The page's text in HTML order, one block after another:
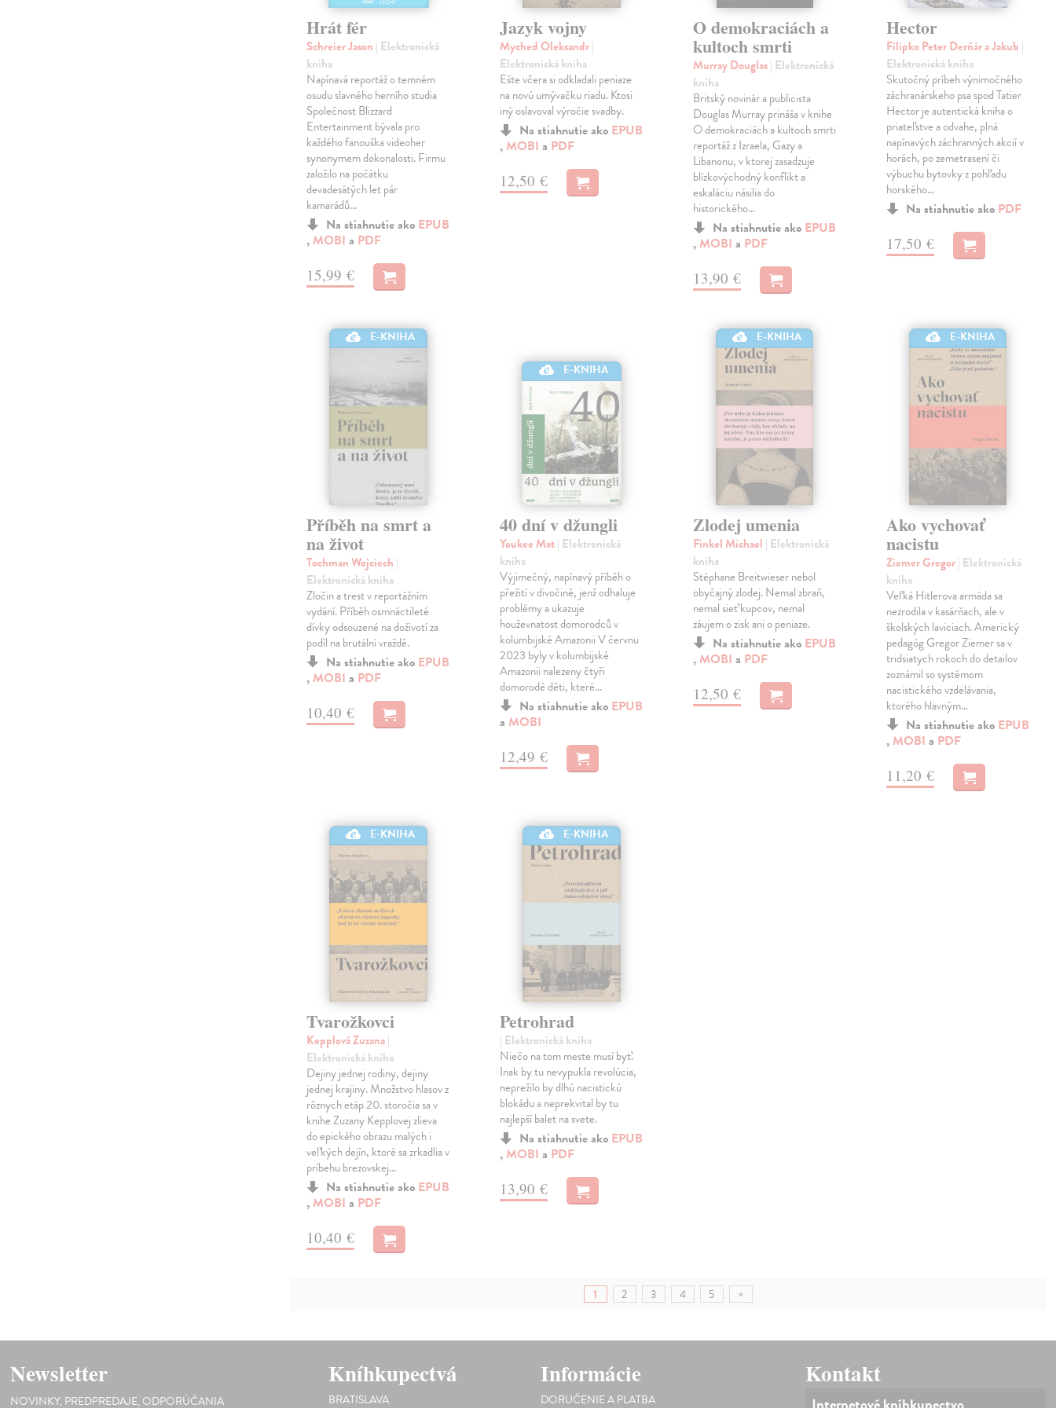
Hrát fér
Schreier Jason | Elektronická
kniha
Napínavá reportáž o temném
osudu slavného herního studia
Společnost Blizzard
Entertainment bývala pro
každého fanouška videoher
synonymem dokonalosti. Firmu
založilo na počátku
devadesátých let pár
kamarádů…
Na stiahnutie ako EPUB
, MOBI a PDF
15,99 €
Jazyk vojny
Myched Oleksandr|
Elektronická kniha
Ešte včera si odkladali peniaze
na novú umývačku riadu. Ktosi
iný oslavoval výročie svadby.
Na stiahnutie ako EPUB
, MOBI a PDF
12,50 €
O demokraciách a
kultoch smrti
Murray Douglas| Elektronická
kniha
Britský novinár a publicista
Douglas Murray prináša v knihe
O demokraciách a kultoch smrti
reportáž z Izraela, Gazy a
Libanonu, v ktorej zasadzuje
blízkovýchodný konflikt a
eskaláciu násilia do
historického…
Na stiahnutie ako EPUB
, MOBI a PDF
13,90 €
Hector
Filipko Peter Derňár a Jakub |
Elektronická kniha
Skutočný príbeh výnimočného
záchranárskeho psa spod Tatier
Hector je autentická kniha o
priateľstve a odvahe, plná
napínavých záchranných akcií v
horách, po zemetrasení či
výbuchu bytovky z pohľadu
horského…
Na stiahnutie ako PDF
17,50 €
E-KNIHA
Příběh na smrt a
na život
Tochman Wojciech |
Elektronická kniha
Zločin a trest v reportážním
vydání. Příběh osmnáctileté
dívky odsouzené na doživotí za
podíl na brutální vraždě.
Na stiahnutie ako EPUB
, MOBI a PDF
10,40 €
E-KNIHA
40 dní v džungli
Youkee Mat| Elektronická
kniha
Výjimečný, napínavý příběh o
přežití v divočině, jenž odhaluje
problémy a ukazuje
houževnatost domorodců v
kolumbijské Amazonii V červnu
2023 byly v kolumbijské
Amazonii nalezeny čtyři
domorodé děti, které…
Na stiahnutie ako EPUB
a MOBI
12,49 €
E-KNIHA
Zlodej umenia
Finkel Michael | Elektronická
kniha
Stéphane Breitwieser nebol
obyčajný zlodej. Nemal zbraň,
nemal sieť kupcov, nemal
záujem o zisk ani o peniaze.
Na stiahnutie ako EPUB
, MOBI a PDF
12,50 €
E-KNIHA
Ako vychovať
nacistu
Ziemer Gregor| Elektronická
kniha
Veľká Hitlerova armáda sa
nezrodila v kasárňach, ale v
školských laviciach. Americký
pedagóg Gregor Ziemer sa v
tridsiatych rokoch do detailov
zoznámil so systémom
nacistického vzdelávania,
ktorého hlavným…
Na stiahnutie ako EPUB
, MOBI a PDF
11,20 €
E-KNIHA
Tvarožkovci
Kepplová Zuzana|
Elektronická kniha
Dejiny jednej rodiny, dejiny
jednej krajiny. Množstvo hlasov z
rôznych etáp 20. storočia sa v
knihe Zuzany Kepplovej zlieva
do epického obrazu malých i
veľkých dejín, ktoré sa zrkadlia v
príbehu brezovskej…
Na stiahnutie ako EPUB
, MOBI a PDF
10,40 €
E-KNIHA
Petrohrad
| Elektronická kniha
Niečo na tom meste musí byť.
Inak by tu nevypukla revolúcia,
neprežilo by dlhú nacistickú
blokádu a neprekvital by tu
najlepší balet na svete.
Na stiahnutie ako EPUB
, MOBI a PDF
13,90 €
1 2 3 4 5 »
Newsletter
NOVINKY, PREDPREDAJE, ODPORÚČANIA
Kníhkupectvá
BRATISLAVA
Informácie
DORUČENIE A PLATBA
Kontakt